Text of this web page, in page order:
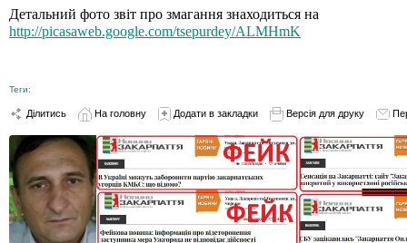
Детальний фото звіт про змагання знаходиться на
http://picasaweb.google.com/tsepurdey/ALMHmK
Теги:
Ділитись На головну Додати в закладки Версія для друку